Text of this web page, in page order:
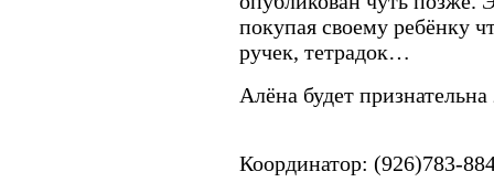
покупая своему ребёнку
ручек, тетрадок…
Алёна будет
Координатор: (926)783-